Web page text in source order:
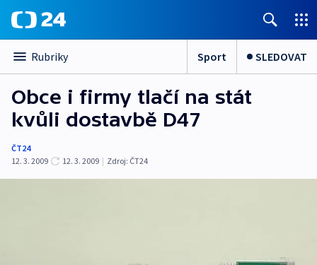
Rubriky Sport SLEDOVAT
Obce i firmy tlačí na stát
kvůli dostavbě D47
ČT24
12. 3. 2009
12. 3. 2009 | Zdroj: ČT24